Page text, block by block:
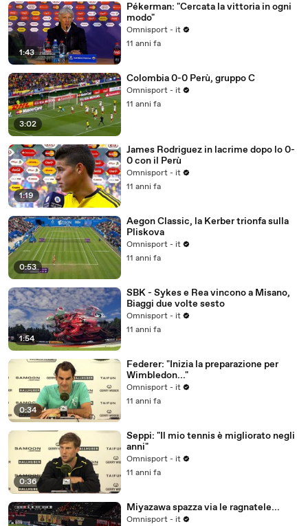
1:43
Pékerman: "Cercata la vittoria in ogni
modo"
Omnisport - it
11 anni fa
3:02
Colombia 0-0 Perù, gruppo C
Omnisport - it
11 anni fa
1:19
James Rodriguez in lacrime dopo lo 0-
0 con il Perù
Omnisport - it
11 anni fa
0:53
Aegon Classic, la Kerber trionfa sulla
Pliskova
Omnisport - it
11 anni fa
1:54
SBK - Sykes e Rea vincono a Misano,
Biaggi due volte sesto
Omnisport - it
11 anni fa
0:34
Federer: "Inizia la preparazione per
Wimbledon..."
Omnisport - it
11 anni fa
0:36
Seppi: "Il mio tennis è migliorato negli
anni"
Omnisport - it
11 anni fa
Miyazawa spazza via le ragnatele...
Omnisport - it